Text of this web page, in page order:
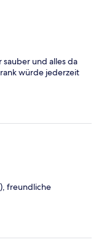
und alles da
würde jederzeit
freundliche